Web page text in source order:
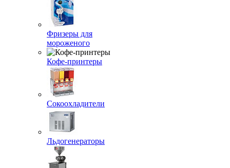
Фризеры для
мороженого
Кофе-принтеры
Сокоохладители
Льдогенераторы